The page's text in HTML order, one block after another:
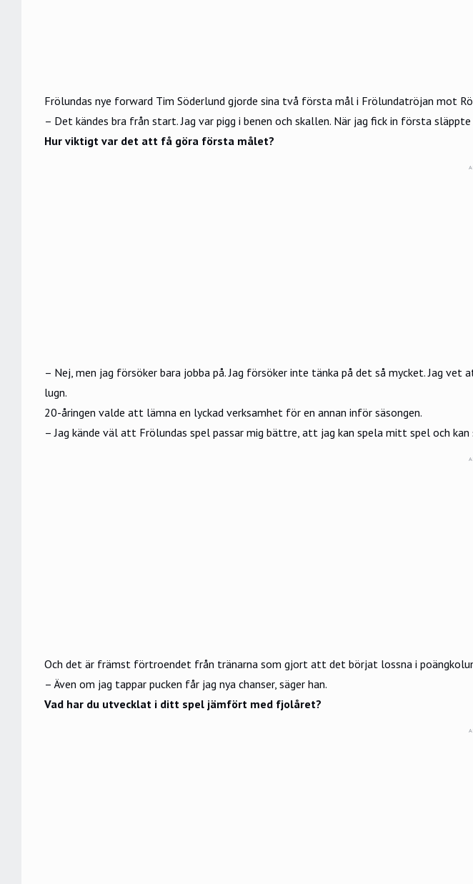
Frölundas nye forward Tim Söderlund gjorde sina två första mål i Frölundatröjan mot
– Det kändes bra från start. Jag var pigg i benen och skallen. När jag fick in första
Hur viktigt var det att få göra första målet?
– Nej, men jag försöker bara jobba på. Jag försöker inte tänka på det så mycket. Jag
lugn.
20-åringen valde att lämna en lyckad verksamhet för en annan inför säsongen.
– Jag kände väl att Frölundas spel passar mig bättre, att jag kan spela mitt spel och kan
Och det är främst förtroendet från tränarna som gjort att det börjat lossna i
– Även om jag tappar pucken får jag nya chanser, säger han.
Vad har du utvecklat i ditt spel jämfört med fjolåret?